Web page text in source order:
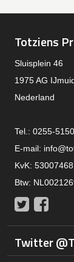
Totziens
Sluisplein 46
1975 AG
Nederland
Tel.: 0255-
E-mail:
KvK: 53007468
Btw:
Twitter
Twitter